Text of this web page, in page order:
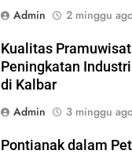
Admin
2 minggu
Kualitas
Peningkatan
di Kalbar
Admin
3 minggu
Pontianak dalam